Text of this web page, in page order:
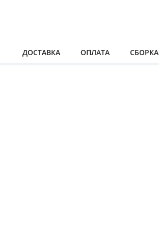
ДОСТАВКА ОПЛАТА СБОРКА